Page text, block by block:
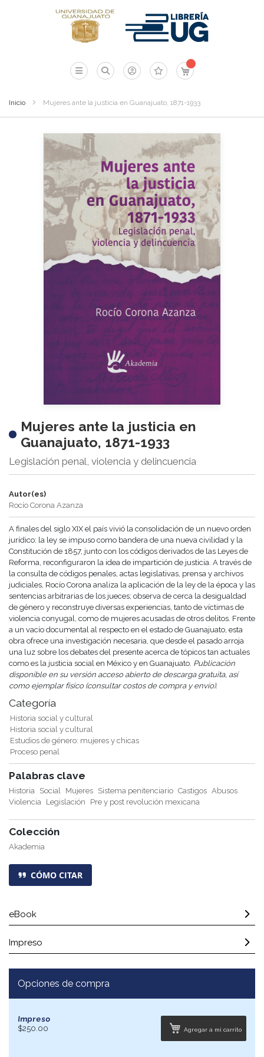
Mi carrito
Inicio Mujeres ante la justicia en Guanajuato, 1871-1933
Mujeres ante la justicia en
Guanajuato, 1871-1933
Legislación penal, violencia y delincuencia
Autor(es)
Rocío Corona Azanza
A finales del siglo XIX el país vivió la consolidación de un nuevo orden
jurídico: la ley se impuso como bandera de una nueva civilidad y la
Constitución de 1857, junto con los códigos derivados de las Leyes de
Reforma, reconfiguraron la idea de impartición de justicia. A través de
la consulta de códigos penales, actas legislativas, prensa y archivos
judiciales, Rocío Corona analiza la aplicación de la ley de la época y las
sentencias arbitrarias de los jueces; observa de cerca la desigualdad
de género y reconstruye diversas experiencias, tanto de víctimas de
violencia conyugal, como de mujeres acusadas de otros delitos. Frente
a un vacío documental al respecto en el estado de Guanajuato, esta
obra ofrece una investigación necesaria, que desde el pasado arroja
una luz sobre los debates del presente acerca de tópicos tan actuales
como es la justicia social en México y en Guanajuato. Publicación
disponible en su versión acceso abierto de descarga gratuita, así
como ejemplar físico (consultar costos de compra y envío).
Categoría
Historia social y cultural
Historia social y cultural
Estudios de género: mujeres y chicas
Proceso penal
Palabras clave
Historia Social Mujeres Sistema penitenciario Castigos Abusos
Violencia Legislación Pre y post revolución mexicana
Colección
Akademia
CÓMO CITAR
eBook
Impreso
Opciones de compra
Impreso
$250.00
Agregar a mi carrito